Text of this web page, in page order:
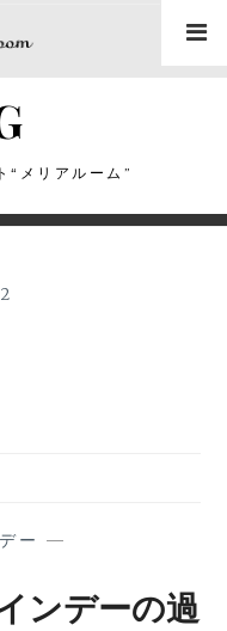
“メリアルーム”
ー —
ンデーの過